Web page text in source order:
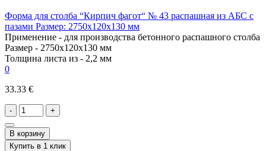
Форма для столба “Кирпич фагот“ № 43 распашная из АБС с
пазами Размер: 2750х120х130 мм
Применение - для производства бетонного распашного столба
Размер - 2750х120х130 мм
Толщина листа из - 2,2 мм
0
33.33 €
- +
В корзину
Купить в 1 клик